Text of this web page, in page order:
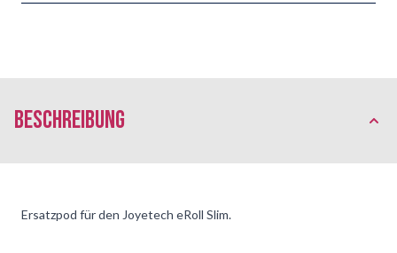
Beschreibung
Ersatzpod für den Joyetech eRoll Slim.